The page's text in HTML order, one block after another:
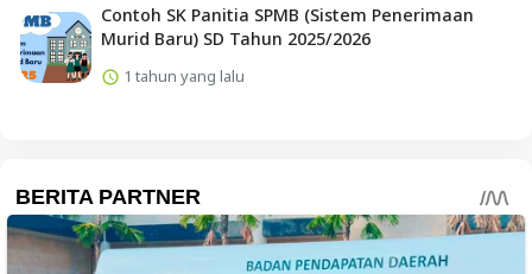
Contoh SK Panitia SPMB (Sistem Penerimaan
Murid Baru) SD Tahun 2025/2026
1 tahun yang lalu